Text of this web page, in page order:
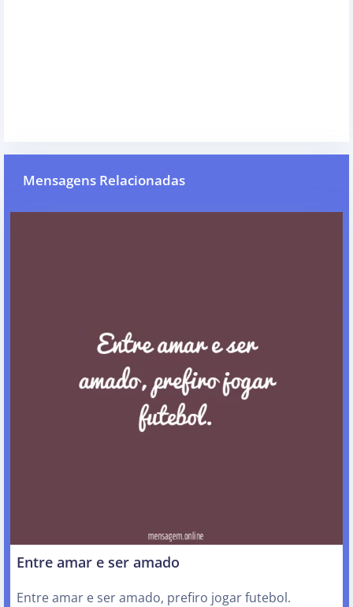
Mensagens Relacionadas
Entre amar e ser amado
Entre amar e ser amado, prefiro jogar futebol.